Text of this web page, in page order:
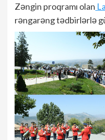
Zəngin proqramı olan
rəngarəng tədbirlərlə